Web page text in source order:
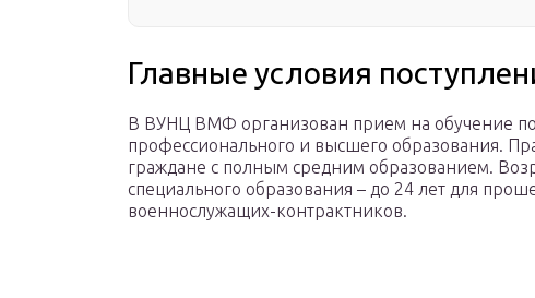
Главные условия
В ВУНЦ ВМФ организован прием на обучение
профессионального и высшего образования.
граждане с полным средним образованием.
специального образования – до 24 лет для
военнослужащих-контрактников.